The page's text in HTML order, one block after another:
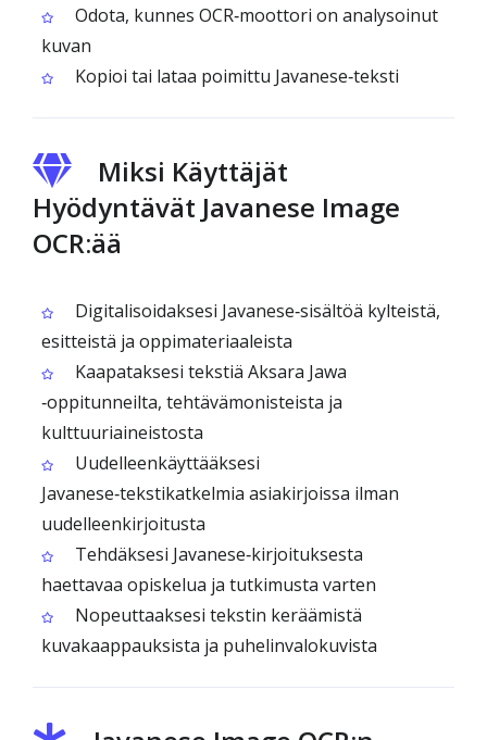
Odota, kunnes OCR‑moottori on analysoinut
kuvan
Kopioi tai lataa poimittu Javanese‑teksti
Miksi Käyttäjät
Hyödyntävät Javanese Image
OCR:ää
Digitalisoidaksesi Javanese‑sisältöä kylteistä,
esitteistä ja oppimateriaaleista
Kaapataksesi tekstiä Aksara Jawa
‑oppitunneilta, tehtävämonisteista ja
kulttuuriaineistosta
Uudelleenkäyttääksesi
Javanese‑tekstikatkelmia asiakirjoissa ilman
uudelleenkirjoitusta
Tehdäksesi Javanese‑kirjoituksesta
haettavaa opiskelua ja tutkimusta varten
Nopeuttaaksesi tekstin keräämistä
kuvakaappauksista ja puhelinvalokuvista